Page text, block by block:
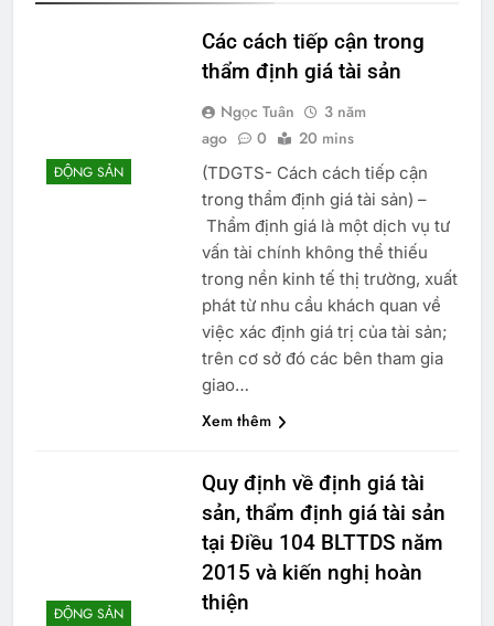
ĐỘNG SẢN
Các cách tiếp cận trong
thẩm định giá tài sản
Ngọc Tuân
3 năm
ago
0 20 mins
(TDGTS- Cách cách tiếp cận
trong thẩm định giá tài sản) –
Thẩm định giá là một dịch vụ tư
vấn tài chính không thể thiếu
trong nền kinh tế thị trường, xuất
phát từ nhu cầu khách quan về
việc xác định giá trị của tài sản;
trên cơ sở đó các bên tham gia
giao…
Xem thêm
ĐỘNG SẢN
Quy định về định giá tài
sản, thẩm định giá tài sản
tại Điều 104 BLTTDS năm
2015 và kiến nghị hoàn
thiện